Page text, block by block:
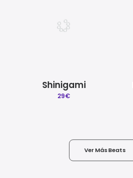
Shinigami
29€
Ver Más Beats